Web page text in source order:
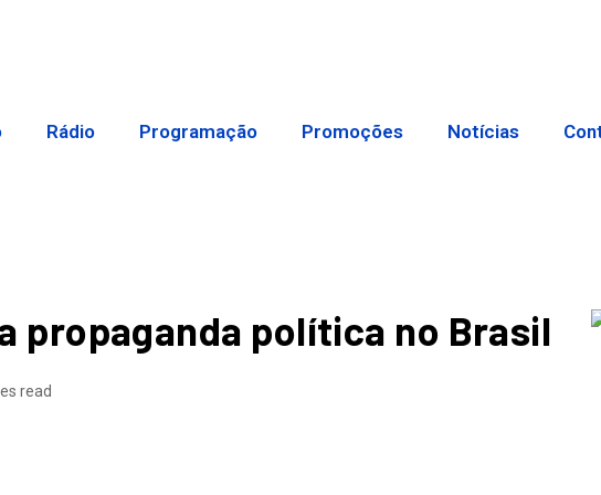
Rádio Programação Promoções Notícias
propaganda política no Brasil
read